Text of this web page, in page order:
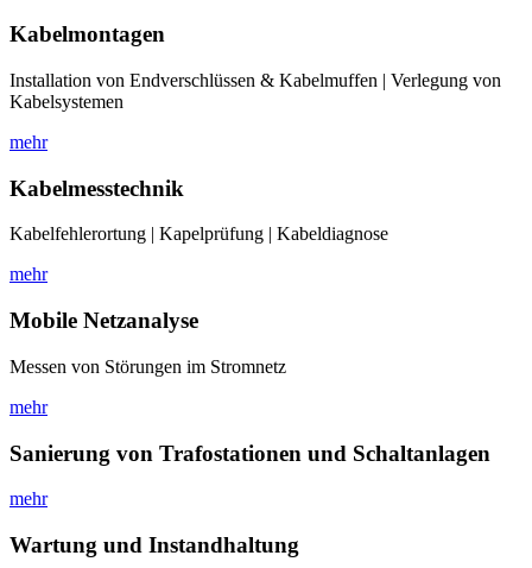
Kabelmontagen
Installation von Endverschlüssen & Kabelmuffen | Verlegung von
Kabelsystemen
mehr
Kabelmesstechnik
Kabelfehlerortung | Kapelprüfung | Kabeldiagnose
mehr
Mobile Netzanalyse
Messen von Störungen im Stromnetz
mehr
Sanierung von Trafostationen und Schaltanlagen
mehr
Wartung und Instandhaltung